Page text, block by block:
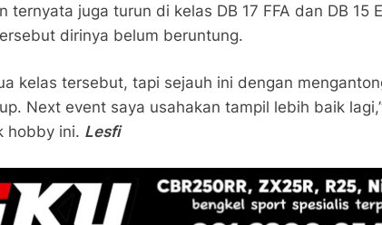
ternyata juga turun di kelas DB 17 FFA dan DB 15
dirinya belum beruntung.
kelas tersebut, tapi sejauh ini dengan
Next event saya usahakan tampil lebih baik
hobby ini. Lesfi